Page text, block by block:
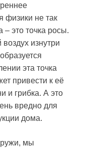
физики не так
это точка росы.
изнутри
эта точка
привести к её
и грибка. А это
вредно для
дома.
мы